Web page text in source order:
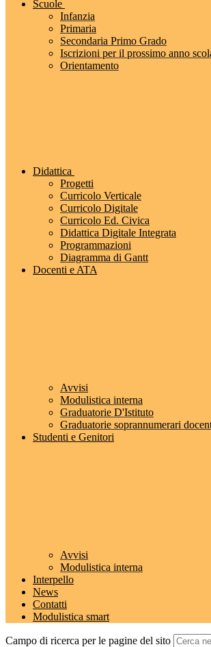
Scuole
Infanzia
Primaria
Secondaria Primo Grado
Iscrizioni per il prossimo anno
Orientamento
Didattica
Progetti
Curricolo Verticale
Curricolo Digitale
Curricolo Ed. Civica
Didattica Digitale Integrata
Programmazioni
Diagramma di Gantt
Docenti e ATA
Avvisi
Modulistica interna
Graduatorie D'Istituto
Graduatorie soprannumerari
Studenti e Genitori
Avvisi
Modulistica interna
Interpello
News
Contatti
Modulistica smart
Campo di ricerca per le pagine del sito